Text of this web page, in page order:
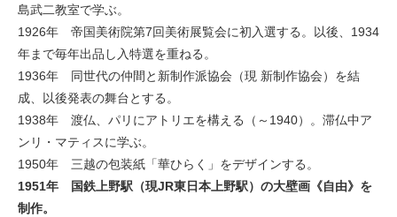
島武二教室で学ぶ。
1926年 帝国美術院第7回美術展覧会に初入選する。以後、1934
年まで毎年出品し入特選を重ねる。
1936年 同世代の仲間と新制作派協会（現 新制作協会）を結
成、以後発表の舞台とする。
1938年 渡仏、パリにアトリエを構える（～1940）。滞仏中ア
ンリ・マティスに学ぶ。
1950年 三越の包装紙「華ひらく」をデザインする。
1951年 国鉄上野駅（現JR東日本上野駅）の大壁画《自由》を
制作。